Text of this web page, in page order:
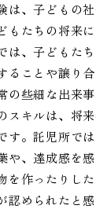
は、子どもの
もたちの将来
は、子どもた
ることや譲り合
の些細な出来
スキルは、将
す。託児所で
や、達成感を感
を作ったりし
認められたと感